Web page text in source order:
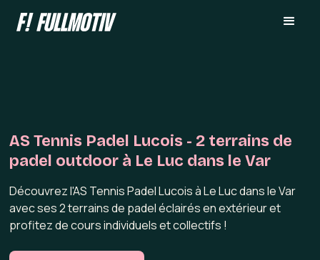
AS Tennis Padel Lucois - 2 terrains de
padel outdoor à Le Luc dans le Var
Découvrez l'AS Tennis Padel Lucois à Le Luc dans le Var
avec ses 2 terrains de padel éclairés en extérieur et
profitez de cours individuels et collectifs !